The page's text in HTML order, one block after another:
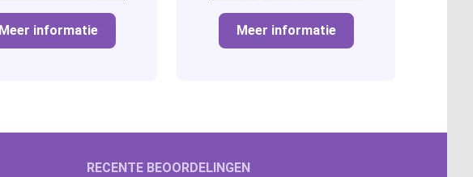
Meer informatie Meer informatie
RECENTE BEOORDELINGEN